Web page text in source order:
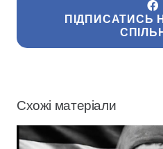
ПІДПИСАТИСЬ
Схожі матеріали